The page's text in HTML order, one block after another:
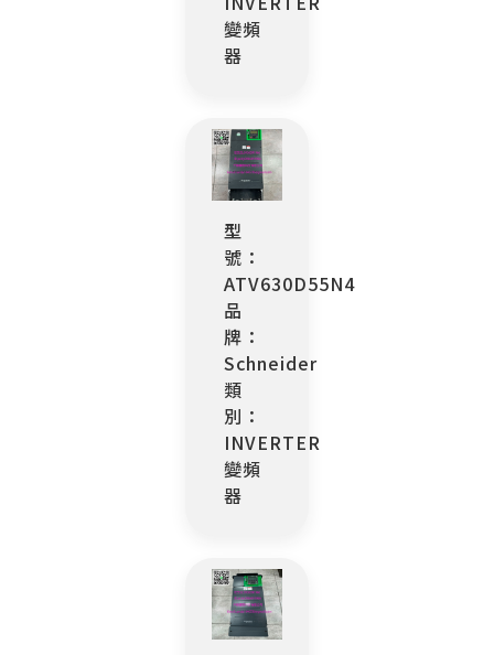
變頻
器
型
號：
ATV630D55N4
品
牌：
Schneider
類
別：
INVERTER
變頻
器